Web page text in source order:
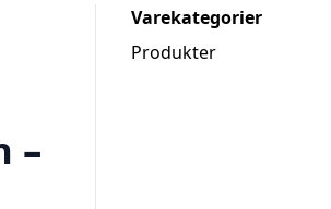
–
Varekategorier
Produkter